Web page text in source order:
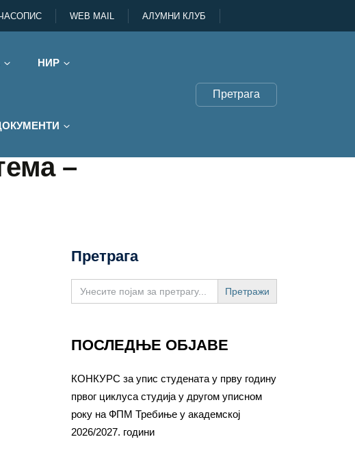
WEB MAIL АЛУМНИ КЛУБ
НИР
Претрага
–
Претрага
Search
for:
ПОСЛЕДЊЕ ОБЈАВЕ
КОНКУРС за упис студената у прву годину
првог циклуса студија у другом уписном
року на ФПМ Требиње у академској
2026/2027. години